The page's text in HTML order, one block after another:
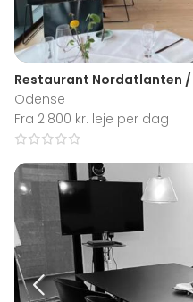
Restaurant Nordatlanten
Odense
Fra 2.800 kr. leje per dag